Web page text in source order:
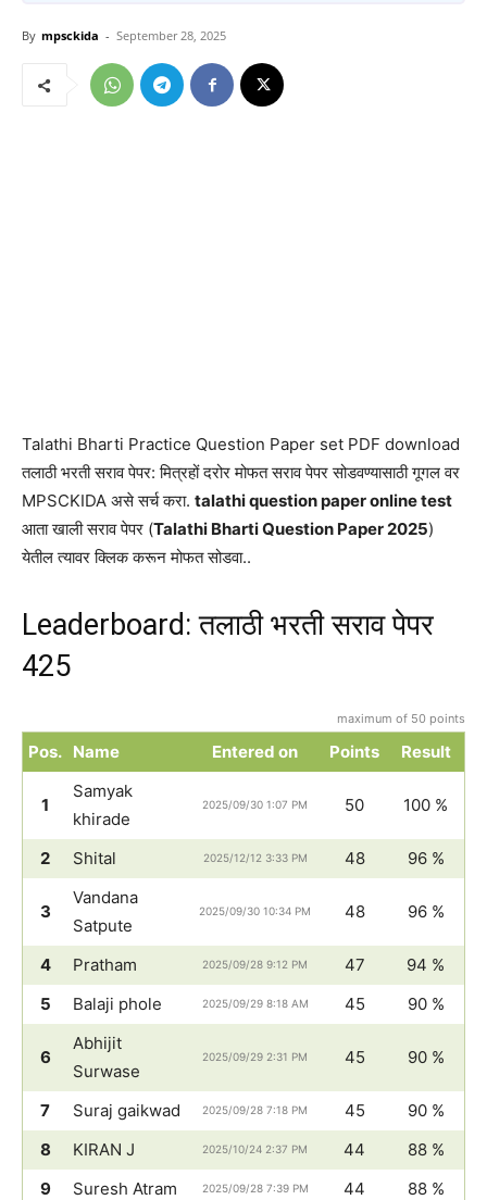
By mpsckida - September 28, 2025
Talathi Bharti Practice Question Paper set PDF download
तलाठी भरती सराव पेपर: मित्रहों दरोर मोफत सराव पेपर सोडवण्यासाठी गूगल वर
MPSCKIDA असे सर्च करा. talathi question paper online test
आता खाली सराव पेपर (Talathi Bharti Question Paper 2025)
येतील त्यावर क्लिक करून मोफत सोडवा..
Leaderboard: तलाठी भरती सराव पेपर
425
maximum of 50 points
Pos. Name Entered on Points Result
1
Samyak
khirade
2025/09/30 1:07 PM 50 100 %
2 Shital 2025/12/12 3:33 PM 48 96 %
3
Vandana
Satpute
2025/09/30 10:34 PM 48 96 %
4 Pratham 2025/09/28 9:12 PM 47
94 %
5
Balaji phole 2025/09/29 8:18 AM 45 90 %
6
Abhijit
Surwase
2025/09/29 2:31 PM 45 90 %
7 Suraj gaikwad 2025/09/28 7:18 PM 45
90 %
8
KIRAN J 2025/10/24 2:37 PM 44
88 %
9
Suresh Atram 2025/09/28 7:39 PM 44
88 %